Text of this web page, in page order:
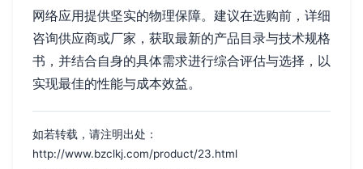
网络应用提供坚实的物理保障。建议在选购前，详细
咨询供应商或厂家，获取最新的产品目录与技术规格
书，并结合自身的具体需求进行综合评估与选择，以
实现最佳的性能与成本效益。
如若转载，请注明出处：
http://www.bzclkj.com/product/23.html